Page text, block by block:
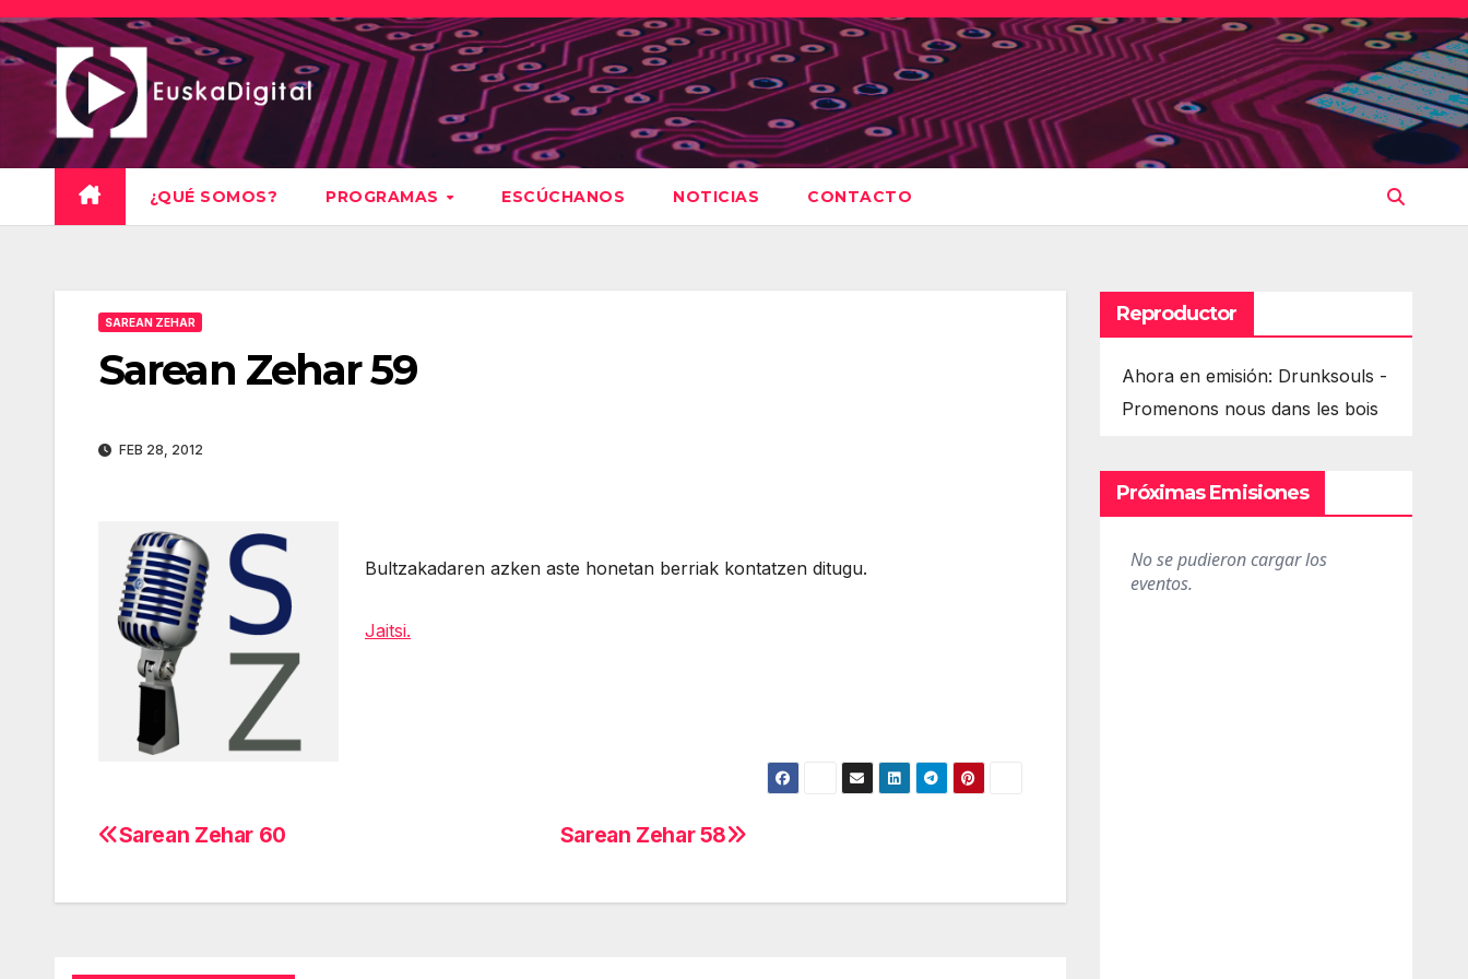
Saltar
al
contenido
¿QUÉ SOMOS? PROGRAMAS ESCÚCHANOS NOTICIAS CONTACTO
SAREAN ZEHAR
Sarean Zehar 59
FEB 28, 2012
Bultzakadaren azken aste honetan berriak kontatzen ditugu.
Jaitsi.
Navegación
Sarean Zehar 58
Sarean Zehar 60
Reproductor
Ahora en emisión: Drunksouls -
Promenons nous dans les bois
Próximas Emisiones